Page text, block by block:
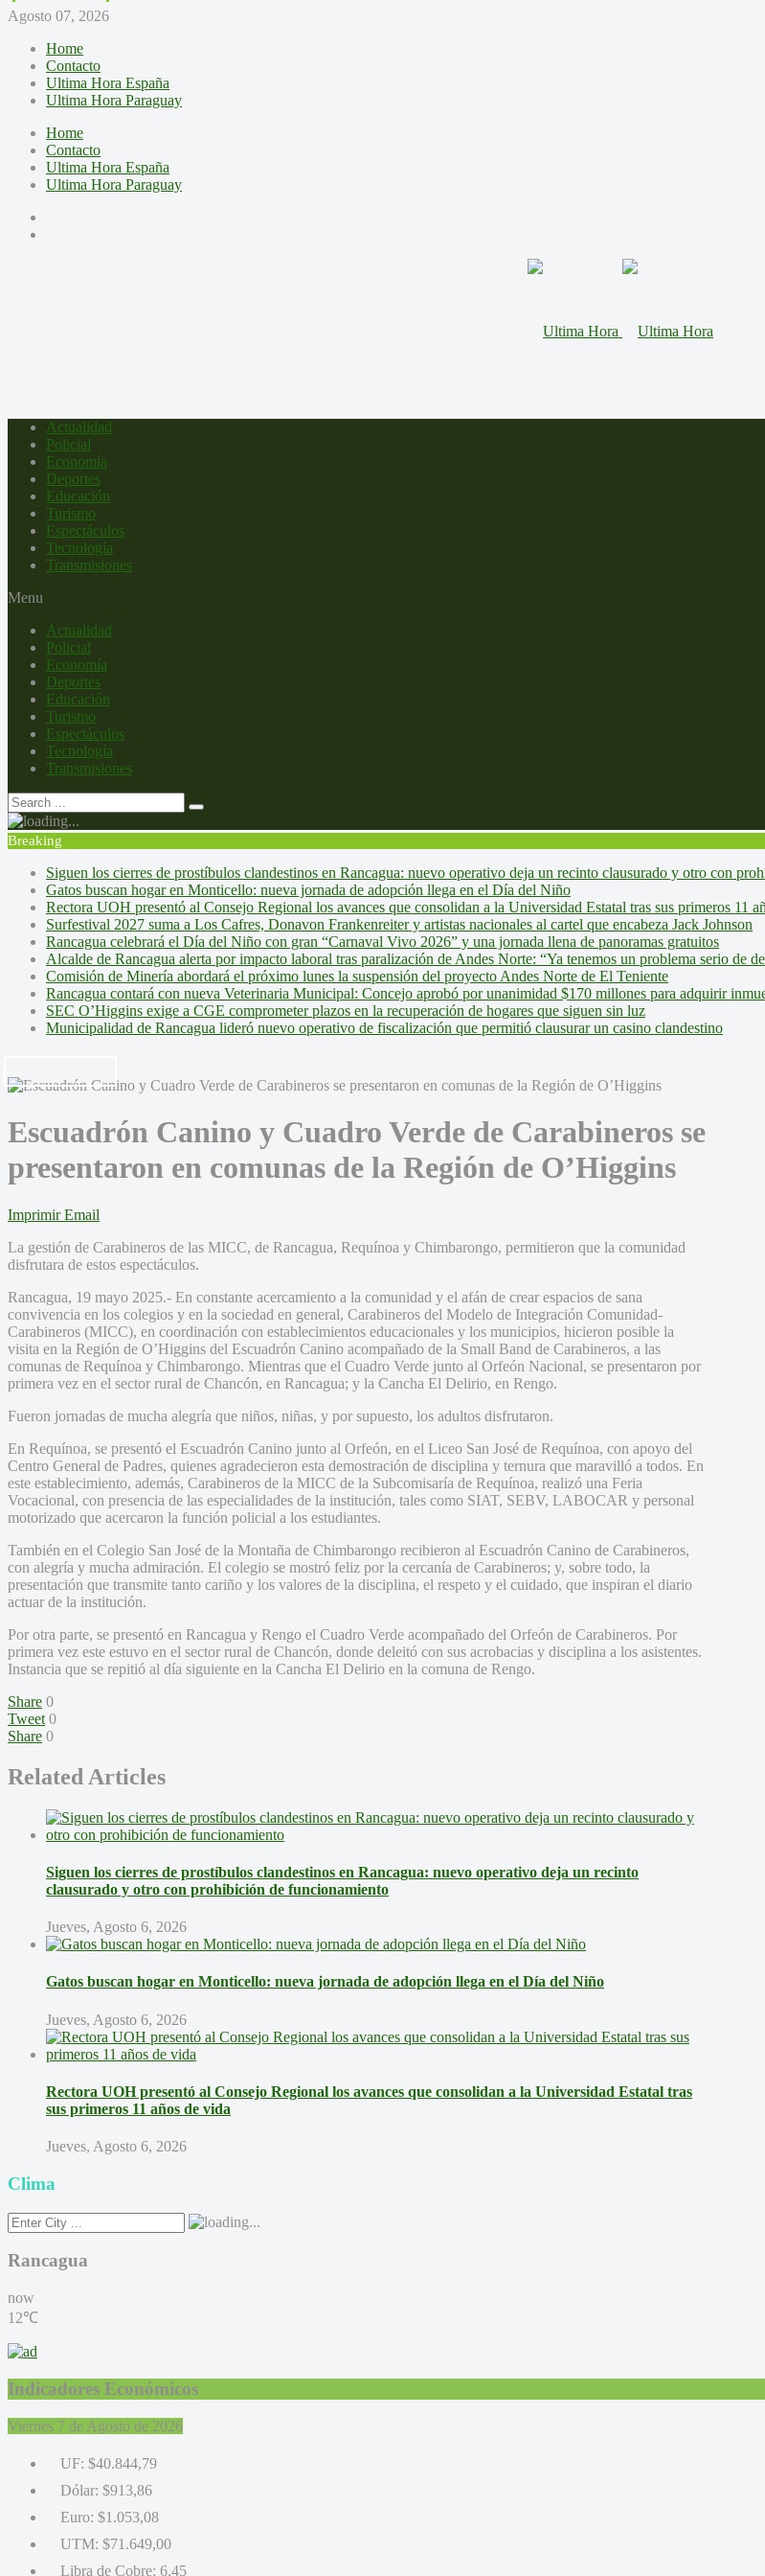
Agosto 07, 2026
Home
Contacto
Ultima Hora España
Ultima Hora Paraguay
Home
Contacto
Ultima Hora España
Ultima Hora Paraguay
Actualidad
Policial
Economía
Deportes
Educación
Turismo
Espectáculos
Tecnología
Transmisiones
Menu
Actualidad
Policial
Economía
Deportes
Educación
Turismo
Espectáculos
Tecnología
Transmisiones
Breaking
Siguen los cierres de prostíbulos clandestinos en Rancagua: nuevo operativo deja un recinto clausurado y otro con
Gatos buscan hogar en Monticello: nueva jornada de adopción llega en el Día del Niño
Rectora UOH presentó al Consejo Regional los avances que consolidan a la Universidad Estatal tras sus primeros 11
Surfestival 2027 suma a Los Cafres, Donavon Frankenreiter y artistas nacionales al cartel que encabeza Jack Johnson
Rancagua celebrará el Día del Niño con gran “Carnaval Vivo 2026” y una jornada llena de panoramas gratuitos
Alcalde de Rancagua alerta por impacto laboral tras paralización de Andes Norte: “Ya tenemos un problema serio de
Comisión de Minería abordará el próximo lunes la suspensión del proyecto Andes Norte de El Teniente
Rancagua contará con nueva Veterinaria Municipal: Concejo aprobó por unanimidad $170 millones para adquirir
SEC O’Higgins exige a CGE comprometer plazos en la recuperación de hogares que siguen sin luz
Municipalidad de Rancagua lideró nuevo operativo de fiscalización que permitió clausurar un casino clandestino
Escuadrón Canino y Cuadro Verde de Carabineros se
presentaron en comunas de la Región de O’Higgins
Imprimir Email
La gestión de Carabineros de las MICC, de Rancagua, Requínoa y Chimbarongo, permitieron que la comunidad
disfrutara de estos espectáculos.
Rancagua, 19 mayo 2025.- En constante acercamiento a la comunidad y el afán de crear espacios de sana
convivencia en los colegios y en la sociedad en general, Carabineros del Modelo de Integración Comunidad-
Carabineros (MICC), en coordinación con establecimientos educacionales y los municipios, hicieron posible la
visita en la Región de O’Higgins del Escuadrón Canino acompañado de la Small Band de Carabineros, a las
comunas de Requínoa y Chimbarongo. Mientras que el Cuadro Verde junto al Orfeón Nacional, se presentaron por
primera vez en el sector rural de Chancón, en Rancagua; y la Cancha El Delirio, en Rengo.
Fueron jornadas de mucha alegría que niños, niñas, y por supuesto, los adultos disfrutaron.
En Requínoa, se presentó el Escuadrón Canino junto al Orfeón, en el Liceo San José de Requínoa, con apoyo del
Centro General de Padres, quienes agradecieron esta demostración de disciplina y ternura que maravilló a todos. En
este establecimiento, además, Carabineros de la MICC de la Subcomisaría de Requínoa, realizó una Feria
Vocacional, con presencia de las especialidades de la institución, tales como SIAT, SEBV, LABOCAR y personal
motorizado que acercaron la función policial a los estudiantes.
También en el Colegio San José de la Montaña de Chimbarongo recibieron al Escuadrón Canino de Carabineros,
con alegría y mucha admiración. El colegio se mostró feliz por la cercanía de Carabineros; y, sobre todo, la
presentación que transmite tanto cariño y los valores de la disciplina, el respeto y el cuidado, que inspiran el diario
actuar de la institución.
Por otra parte, se presentó en Rancagua y Rengo el Cuadro Verde acompañado del Orfeón de Carabineros. Por
primera vez este estuvo en el sector rural de Chancón, donde deleitó con sus acrobacias y disciplina a los asistentes.
Instancia que se repitió al día siguiente en la Cancha El Delirio en la comuna de Rengo.
Share 0
Tweet 0
Share 0
Related Articles
Siguen los cierres de prostíbulos clandestinos en Rancagua: nuevo operativo deja un recinto
clausurado y otro con prohibición de funcionamiento
Jueves, Agosto 6, 2026
Gatos buscan hogar en Monticello: nueva jornada de adopción llega en el Día del Niño
Jueves, Agosto 6, 2026
Rectora UOH presentó al Consejo Regional los avances que consolidan a la Universidad Estatal tras
sus primeros 11 años de vida
Jueves, Agosto 6, 2026
Clima
Rancagua
now
12℃
Indicadores Económicos
Viernes 7 de Agosto de 2026
UF: $40.844,79
Dólar: $913,86
Euro: $1.053,08
UTM: $71.649,00
Libra de Cobre: 6,45